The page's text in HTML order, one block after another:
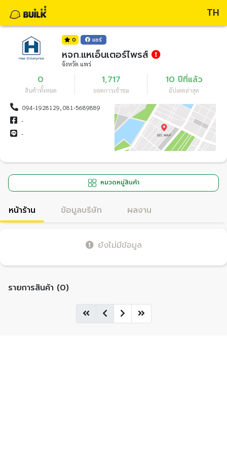
TH
0 แชร์
หจก.แหเอ็นเตอร์ไพรส์
จังหวัด แพร่
0
สินค้าทั้งหมด
1,717
ยอดการเข้าชม
10 ปีที่แล้ว
อัปเดตล่าสุด
094-1928129, 081-5689889
-
-
หมวดหมู่สินค้า
หน้าร้าน ข้อมูลบริษัท ผลงาน
ยังไม่มีข้อมูล
รายการสินค้า (0)